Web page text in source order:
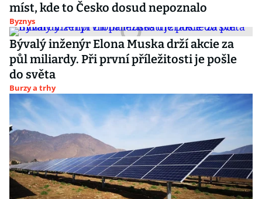
míst, kde to Česko dosud nepoznalo
Byznys
Bývalý inženýr Elona Muska drží akcie za
půl miliardy. Při první příležitosti je pošle
do světa
Burzy a trhy